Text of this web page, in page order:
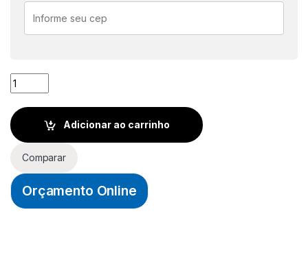
MIDIA DVD-R 120 MINUTOS 4,7GB S/ CAPA - PRINT PLUS
Adicionar ao carrinho
Comparar
Orçamento Online